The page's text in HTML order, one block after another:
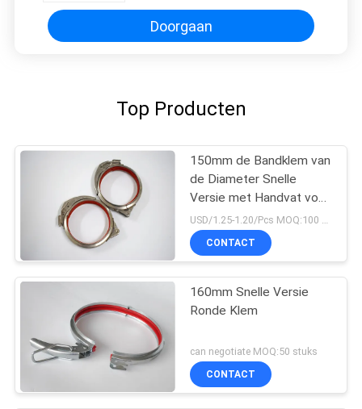
Gegalvaniseerde Pijp
Doorgaan
Top Producten
150mm de Bandklem van
de Diameter Snelle
Versie met Handvat voor
Connnected-Buis
USD/1.25-1.20/Pcs MOQ:100 stuks
CONTACT
160mm Snelle Versie
Ronde Klem
can negotiate MOQ:50 stuks
CONTACT